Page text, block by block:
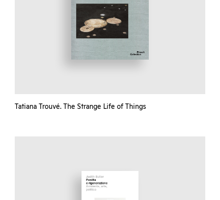
Tatiana Trouvé. The Strange Life of Things